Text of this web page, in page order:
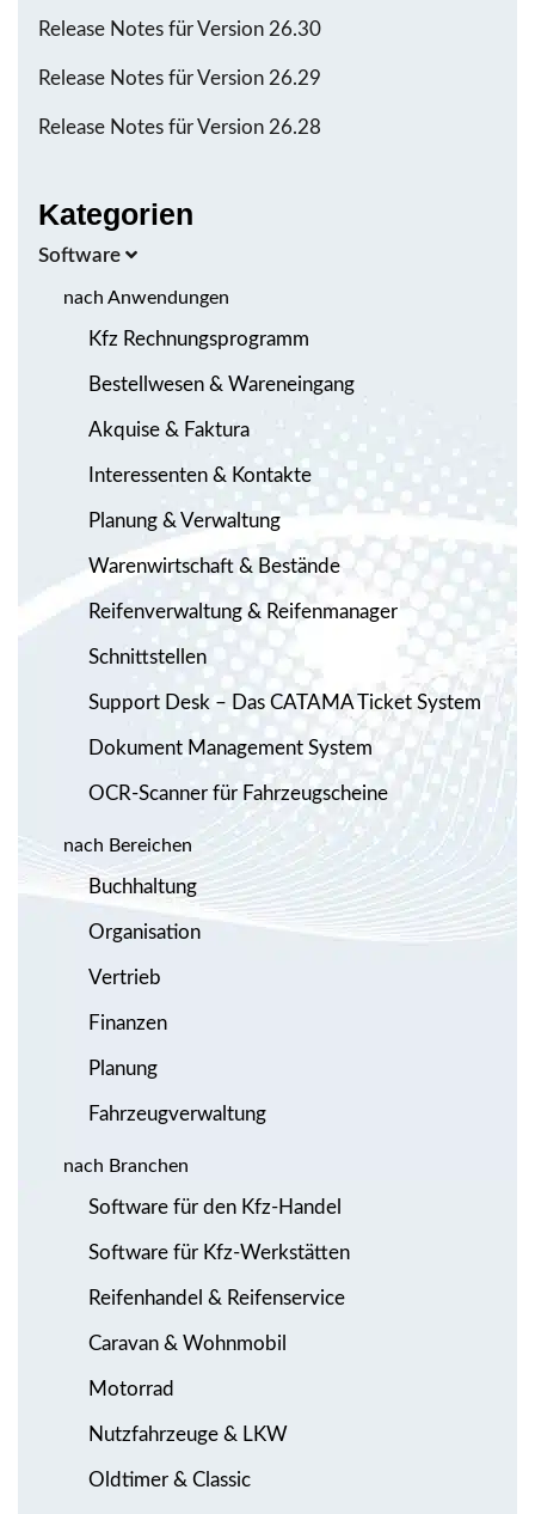
Release Notes für Version 26.30
Release Notes für Version 26.29
Release Notes für Version 26.28
Kategorien
Software
nach Anwendungen
Kfz Rechnungsprogramm
Bestellwesen & Wareneingang
Akquise & Faktura
Interessenten & Kontakte
Planung & Verwaltung
Warenwirtschaft & Bestände
Reifenverwaltung & Reifenmanager
Schnittstellen
Support Desk – Das CATAMA Ticket System
Dokument Management System
OCR-Scanner für Fahrzeugscheine
nach Bereichen
Buchhaltung
Organisation
Vertrieb
Finanzen
Planung
Fahrzeugverwaltung
nach Branchen
Software für den Kfz-Handel
Software für Kfz-Werkstätten
Reifenhandel & Reifenservice
Caravan & Wohnmobil
Motorrad
Nutzfahrzeuge & LKW
Oldtimer & Classic